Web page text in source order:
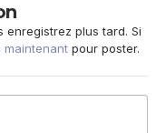
enregistrez plus tard. Si
pour poster.